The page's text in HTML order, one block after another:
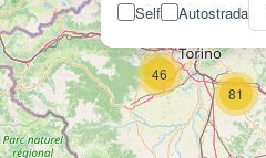
Self Autostrada
46
81